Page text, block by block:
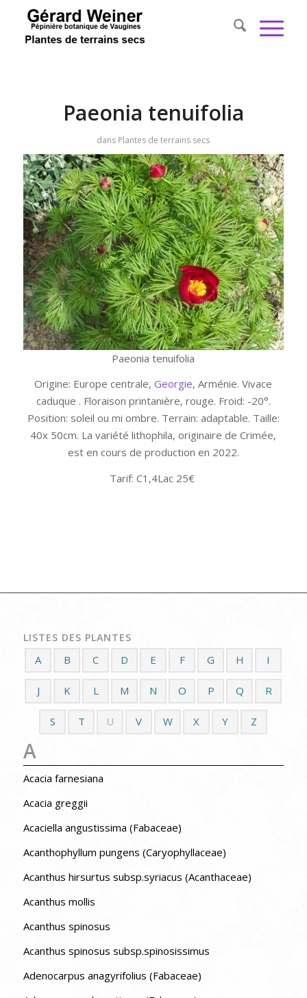
Paeonia tenuifolia
dans Plantes de terrains secs
Paeonia tenuifolia
Origine: Europe centrale,Georgie, Arménie. Vivace
caduque . Floraison printanière, rouge. Froid: -20°.
Position: soleil ou mi ombre. Terrain: adaptable. Taille:
40x 50cm. La variété lithophila, originaire de Crimée,
est en cours de production en 2022.
Tarif: C1,4Lac 25€
LISTES DES PLANTES
A B C D E F G H I
J K L M N O P Q R
S T U V W X Y Z
A
Acacia farnesiana
Acacia greggii
Acaciella angustissima (Fabaceae)
Acanthophyllum pungens (Caryophyllaceae)
Acanthus hirsurtus subsp.syriacus (Acanthaceae)
Acanthus mollis
Acanthus spinosus
Acanthus spinosus subsp.spinosissimus
Adenocarpus anagyrifolius (Fabaceae)